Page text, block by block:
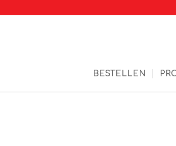
BESTELLEN